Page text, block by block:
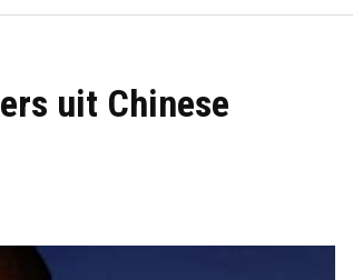
uit Chinese